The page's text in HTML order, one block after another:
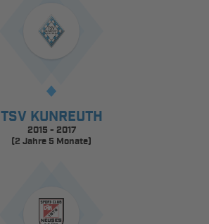
TSV KUNREUTH
2015 - 2017
(2 Jahre 5 Monate)